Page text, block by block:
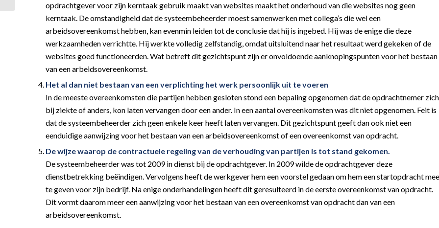
opdrachtgever voor zijn kerntaak gebruik maakt van websites maakt het onderhoud van die websites nog geen
kerntaak. De omstandigheid dat de systeembeheerder moest samenwerken met collega’s die wel een
arbeidsovereenkomst hebben, kan evenmin leiden tot de conclusie dat hij is ingebed. Hij was de enige die deze
werkzaamheden verrichtte. Hij werkte volledig zelfstandig, omdat uitsluitend naar het resultaat werd gekeken of de
websites goed functioneerden. Wat betreft dit gezichtspunt zijn er onvoldoende aanknopingspunten voor het bestaan
van een arbeidsovereenkomst.
Het al dan niet bestaan van een verplichting het werk persoonlijk uit te voeren
In de meeste overeenkomsten die partijen hebben gesloten stond een bepaling opgenomen dat de opdrachtnemer zich
bij ziekte of anders, kon laten vervangen door een ander. In een aantal overeenkomsten was dit niet opgenomen. Feit is
dat de systeembeheerder zich geen enkele keer heeft laten vervangen. Dit gezichtspunt geeft dan ook niet een
eenduidige aanwijzing voor het bestaan van een arbeidsovereenkomst of een overeenkomst van opdracht.
De wijze waarop de contractuele regeling van de verhouding van partijen is tot stand gekomen.
De systeembeheerder was tot 2009 in dienst bij de opdrachtgever. In 2009 wilde de opdrachtgever deze
dienstbetrekking beëindigen. Vervolgens heeft de werkgever hem een voorstel gedaan om hem een startopdracht mee
te geven voor zijn bedrijf. Na enige onderhandelingen heeft dit geresulteerd in de eerste overeenkomst van opdracht.
Dit vormt daarom meer een aanwijzing voor het bestaan van een overeenkomst van opdracht dan van een
arbeidsovereenkomst.